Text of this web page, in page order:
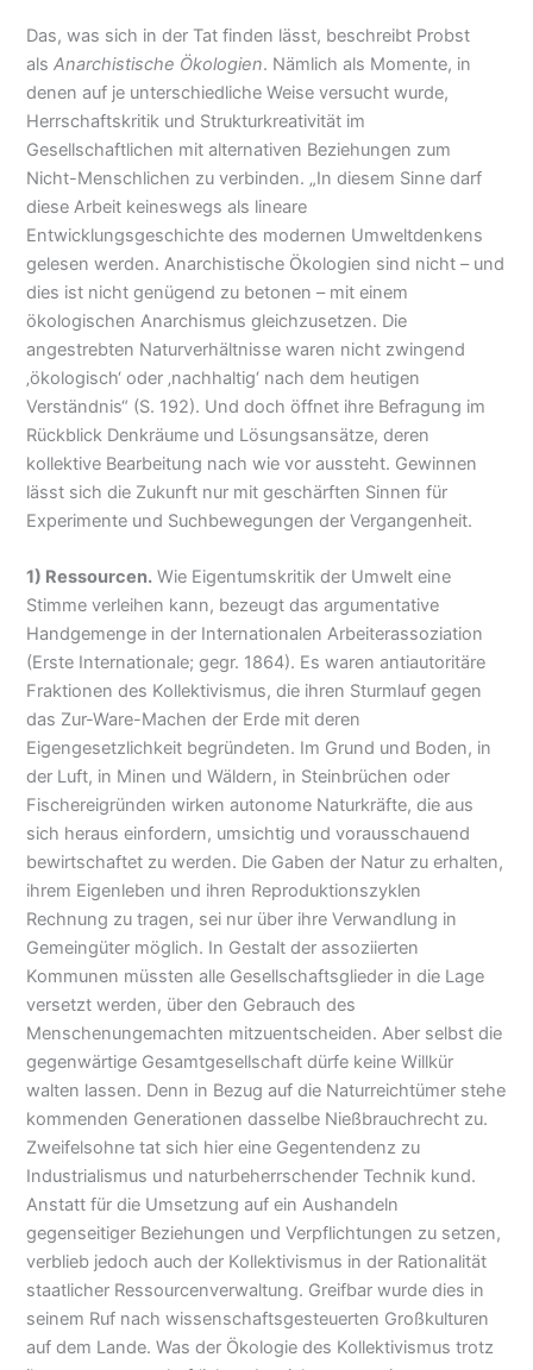
Das, was sich in der Tat finden lässt, beschreibt Probst
alsAnarchistische Ökologien. Nämlich als Momente, in
denen auf je unterschiedliche Weise versucht wurde,
Herrschaftskritik und Strukturkreativität im
Gesellschaftlichen mit alternativen Beziehungen zum
Nicht-Menschlichen zu verbinden. „In diesem Sinne darf
diese Arbeit keineswegs als lineare
Entwicklungsgeschichte des modernen Umweltdenkens
gelesen werden. Anarchistische Ökologien sind nicht – und
dies ist nicht genügend zu betonen – mit einem
ökologischen Anarchismus gleichzusetzen. Die
angestrebten Naturverhältnisse waren nicht zwingend
‚ökologisch‘ oder ‚nachhaltig‘ nach dem heutigen
Verständnis“ (S. 192). Und doch öffnet ihre Befragung im
Rückblick Denkräume und Lösungsansätze, deren
kollektive Bearbeitung nach wie vor aussteht. Gewinnen
lässt sich die Zukunft nur mit geschärften Sinnen für
Experimente und Suchbewegungen der Vergangenheit.
1) Ressourcen. Wie Eigentumskritik der Umwelt eine
Stimme verleihen kann, bezeugt das argumentative
Handgemenge in der Internationalen Arbeiterassoziation
(Erste Internationale; gegr. 1864). Es waren antiautoritäre
Fraktionen des Kollektivismus, die ihren Sturmlauf gegen
das Zur-Ware-Machen der Erde mit deren
Eigengesetzlichkeit begründeten. Im Grund und Boden, in
der Luft, in Minen und Wäldern, in Steinbrüchen oder
Fischereigründen wirken autonome Naturkräfte, die aus
sich heraus einfordern, umsichtig und vorausschauend
bewirtschaftet zu werden. Die Gaben der Natur zu erhalten,
ihrem Eigenleben und ihren Reproduktionszyklen
Rechnung zu tragen, sei nur über ihre Verwandlung in
Gemeingüter möglich. In Gestalt der assoziierten
Kommunen müssten alle Gesellschaftsglieder in die Lage
versetzt werden, über den Gebrauch des
Menschenungemachten mitzuentscheiden. Aber selbst die
gegenwärtige Gesamtgesellschaft dürfe keine Willkür
walten lassen. Denn in Bezug auf die Naturreichtümer stehe
kommenden Generationen dasselbe Nießbrauchrecht zu.
Zweifelsohne tat sich hier eine Gegentendenz zu
Industrialismus und naturbeherrschender Technik kund.
Anstatt für die Umsetzung auf ein Aushandeln
gegenseitiger Beziehungen und Verpflichtungen zu setzen,
verblieb jedoch auch der Kollektivismus in der Rationalität
staatlicher Ressourcenverwaltung. Greifbar wurde dies in
seinem Ruf nach wissenschaftsgesteuerten Großkulturen
auf dem Lande. Was der Ökologie des Kollektivismus trotz